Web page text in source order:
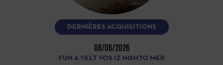
DERNIÈRES ACQUISITIONS
08/06/2026
FUN A VELT VOS IZ NISHTO MER